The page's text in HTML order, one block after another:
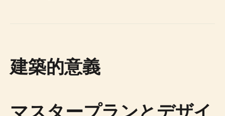
建築的意義
マスタープランとデザイ